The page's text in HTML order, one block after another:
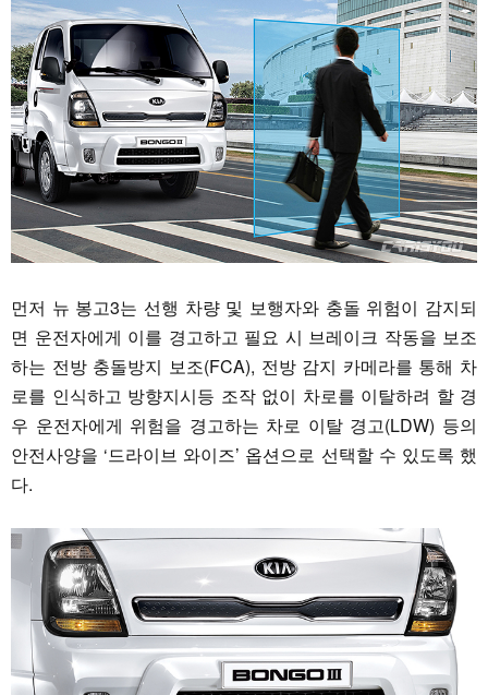
먼저 뉴 봉고3는 선행 차량 및 보행자와 충돌 위험이 감지되
면 운전자에게 이를 경고하고 필요 시 브레이크 작동을 보조
하는 전방 충돌방지 보조(FCA), 전방 감지 카메라를 통해 차
로를 인식하고 방향지시등 조작 없이 차로를 이탈하려 할 경
우 운전자에게 위험을 경고하는 차로 이탈 경고(LDW) 등의
안전사양을 ‘드라이브 와이즈’ 옵션으로 선택할 수 있도록 했
다.